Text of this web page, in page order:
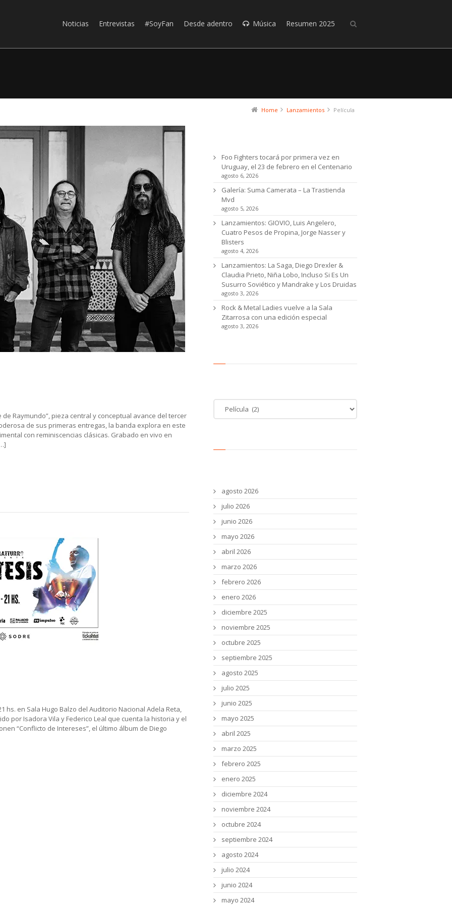
Noticias Entrevistas #SoyFan Desde adentro Música Resumen 2025
Home Lanzamientos Película
Raymundo”, pieza central y conceptual avance del tercer
de sus primeras entregas, la banda explora en este
con reminiscencias clásicas. Grabado en vivo en
hs. en Sala Hugo Balzo del Auditorio Nacional Adela Reta,
por Isadora Vila y Federico Leal que cuenta la historia y el
“Conflicto de Intereses”, el último álbum de Diego
Foo Fighters tocará por primera vez en
Uruguay, el 23 de febrero en el Centenario
agosto 6, 2026
Galería: Suma Camerata – La Trastienda
Mvd
agosto 5, 2026
Lanzamientos: GIOVIO, Luis Angelero,
Cuatro Pesos de Propina, Jorge Nasser y
Blisters
agosto 4, 2026
Lanzamientos: La Saga, Diego Drexler &
Claudia Prieto, Niña Lobo, Incluso Si Es Un
Susurro Soviético y Mandrake y Los Druidas
agosto 3, 2026
Rock & Metal Ladies vuelve a la Sala
Zitarrosa con una edición especial
agosto 3, 2026
Categoría
noticias
agosto 2026
julio 2026
junio 2026
mayo 2026
abril 2026
marzo 2026
febrero 2026
enero 2026
diciembre 2025
noviembre 2025
octubre 2025
septiembre 2025
agosto 2025
julio 2025
junio 2025
mayo 2025
abril 2025
marzo 2025
febrero 2025
enero 2025
diciembre 2024
noviembre 2024
octubre 2024
septiembre 2024
agosto 2024
julio 2024
junio 2024
mayo 2024